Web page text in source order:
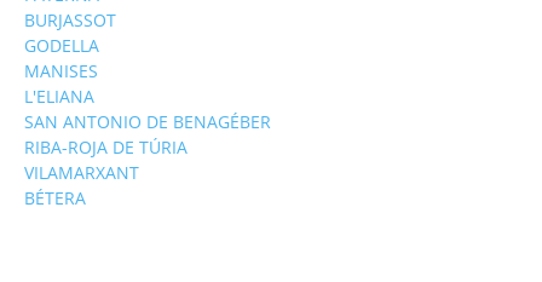
BURJASSOT
GODELLA
MANISES
L'ELIANA
SAN ANTONIO DE BENAGÉBER
RIBA-ROJA DE TÚRIA
VILAMARXANT
BÉTERA